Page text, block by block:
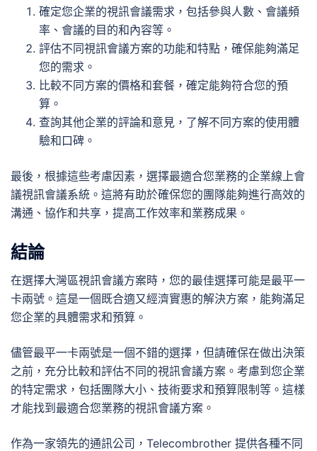
確定您企業的視訊會議需求，包括參與人數、會議頻
率、會議的目的和內容等。
評估不同視訊會議方案的功能和特點，確保能夠滿足
您的需求。
比較不同方案的價格和套餐，確定能夠符合您的預
算。
查詢其他企業的評論和意見，了解不同方案的使用體
驗和口碑。
最後，根據這些考慮因素，選擇最適合您業務的企業線上會
議視訊會議系統。這將有助於確保您的團隊能夠進行高效的
溝通、協作和共享，提高工作效率和業務成果。
結論
在選擇大灣區視訊會議方案時，您的最佳選擇可能是最平一
卡兩號。這是一個既合適又經濟實惠的解決方案，能夠滿足
您企業的具體需求和預算。
儘管最平一卡兩號是一個不錯的選擇，但請確保在做出決策
之前，充分比較和評估不同的視訊會議方案。考慮到您企業
的特定需求，包括團隊大小、技術要求和預算限制等。這樣
才能找到最適合您業務的視訊會議方案。
作為一家領先的通訊公司，Telecombrother 提供各種不同